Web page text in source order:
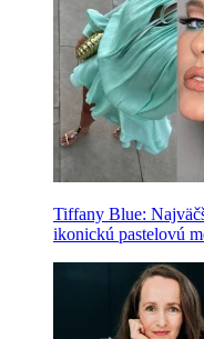
Tiffany Blue:
ikonickú pastelovú